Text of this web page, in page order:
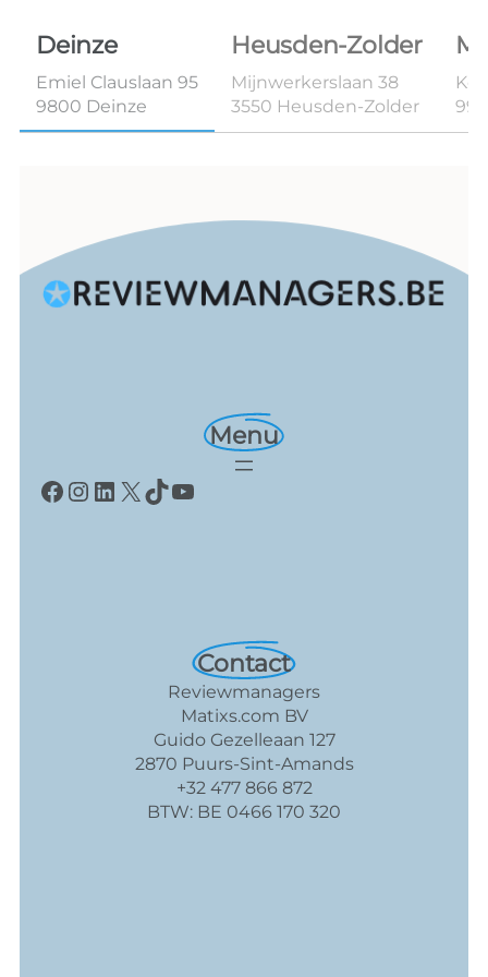
Deinze
Emiel Clauslaan 95
9800 Deinze
Heusden-Zolder
Mijnwerkerslaan 38
3550 Heusden-Zolder
Menu
Facebook
Instagram
LinkedIn
X TikTok
YouTube
Contact
Reviewmanagers
Matixs.com BV
Guido Gezelleaan 127
2870 Puurs-Sint-Amands
+32 477 866 872
BTW: BE 0466 170 320